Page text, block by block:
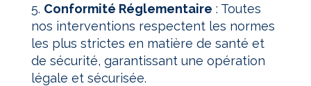
5. Conformité Réglementaire : Toutes
nos interventions respectent les normes
les plus strictes en matière de santé et
de sécurité, garantissant une opération
légale et sécurisée.